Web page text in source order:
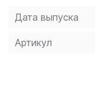
Дата выпуска
Артикул